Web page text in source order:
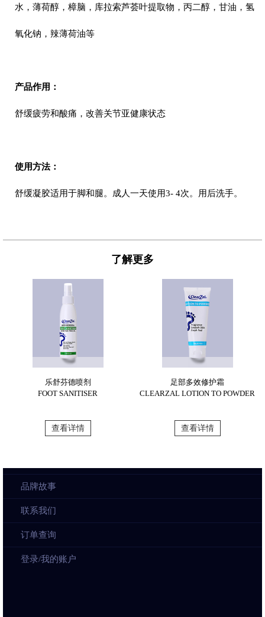
水，薄荷醇，樟脑，库拉索芦荟叶提取物，丙二醇，甘油，氢
氧化钠，辣薄荷油等
产品作用：
舒缓疲劳和酸痛，改善关节亚健康状态
使用方法：
舒缓凝胶适用于脚和腿。成人一天使用3- 4次。用后洗手。
了解更多
乐舒芬德喷剂
FOOT SANITISER
查看详情
足部多效修护霜
CLEARZAL LOTION TO POWDER
查看详情
品牌故事
联系我们
订单查询
登录/我的账户